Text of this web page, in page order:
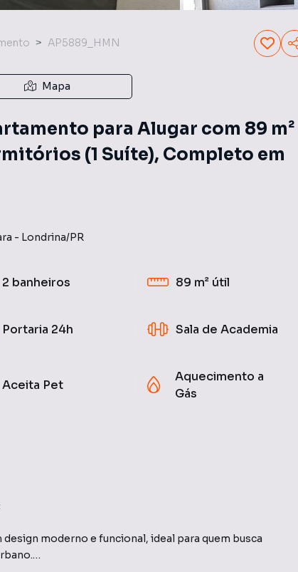
AP5889_HMN
Mapa
para Alugar com 89 m²
(1 Suíte), Completo em
- Londrina/PR
2 banheiros 89 m² útil
Portaria 24h Sala de Academia
Aceita Pet
Aquecimento a
Gás
moderno e funcional, ideal para quem busca